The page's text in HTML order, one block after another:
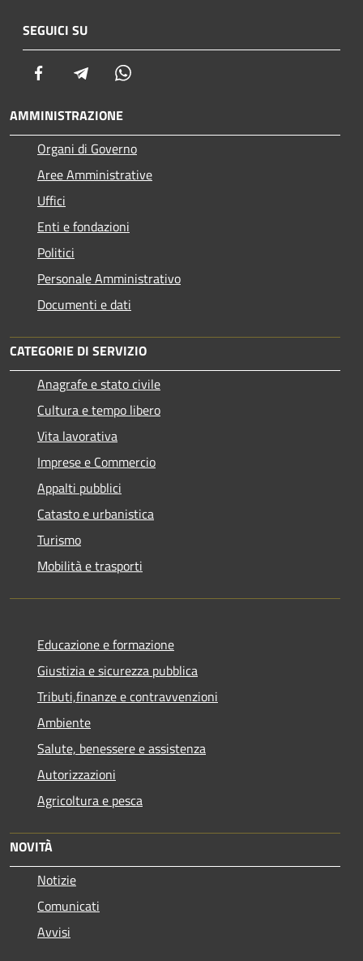
SEGUICI SU
Facebook Telegram
AMMINISTRAZIONE
Organi di Governo
Aree Amministrative
Uffici
Enti e fondazioni
Politici
Personale Amministrativo
Documenti e dati
CATEGORIE DI SERVIZIO
Anagrafe e stato civile
Cultura e tempo libero
Vita lavorativa
Imprese e Commercio
Appalti pubblici
Catasto e urbanistica
Turismo
Mobilità e trasporti
Educazione e formazione
Giustizia e sicurezza pubblica
Tributi,finanze e contravvenzioni
Ambiente
Salute, benessere e assistenza
Autorizzazioni
Agricoltura e pesca
NOVITÀ
Notizie
Comunicati
Avvisi